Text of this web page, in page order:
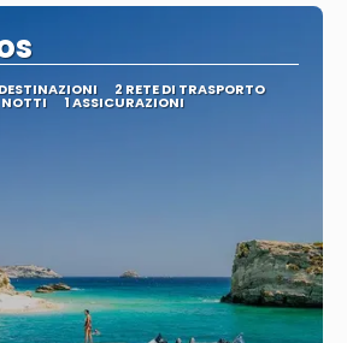
2 RETE DI TRASPORTO
1 ASSICURAZIONI